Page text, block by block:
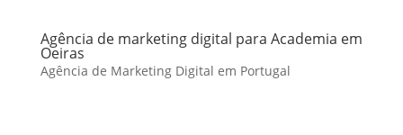
Agência de marketing digital para Academia em
Oeiras
Agência de Marketing Digital em Portugal